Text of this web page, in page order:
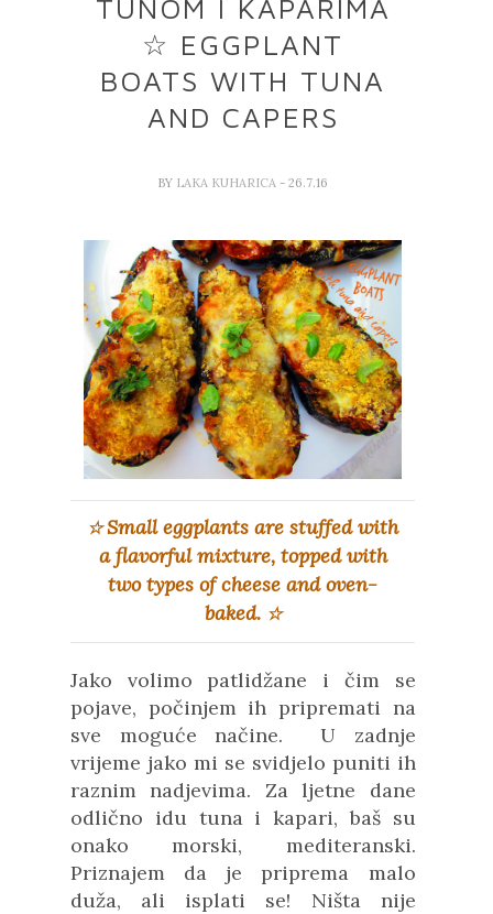
TUNOM I KAPARIMA
☆ EGGPLANT
BOATS WITH TUNA
AND CAPERS
BY LAKA KUHARICA - 26.7.16
☆Small eggplants are stuffed with
a flavorful mixture, topped with
two types of cheese and oven-
baked. ☆
Jako volimo patlidžane i čim se
pojave, počinjem ih pripremati na
sve moguće načine. U zadnje
vrijeme jako mi se svidjelo puniti ih
raznim nadjevima. Za ljetne dane
odlično idu tuna i kapari, baš su
onako morski, mediteranski.
Priznajem da je priprema malo
duža, ali isplati se! Ništa nije